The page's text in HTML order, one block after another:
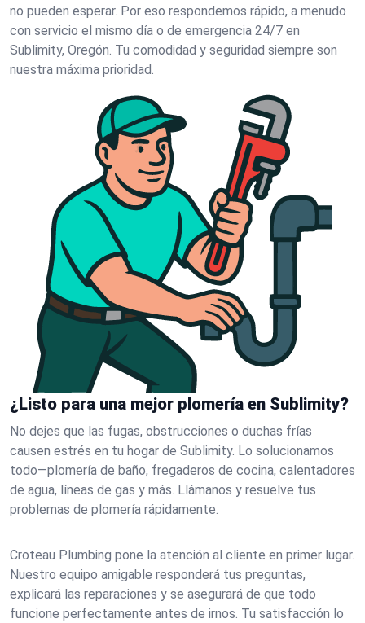
no pueden esperar. Por eso respondemos rápido, a menudo
con servicio el mismo día o de emergencia 24/7 en
Sublimity, Oregón. Tu comodidad y seguridad siempre son
nuestra máxima prioridad.
¿Listo para una mejor plomería en Sublimity?
No dejes que las fugas, obstrucciones o duchas frías
causen estrés en tu hogar de Sublimity. Lo solucionamos
todo—plomería de baño, fregaderos de cocina, calentadores
de agua, líneas de gas y más. Llámanos y resuelve tus
problemas de plomería rápidamente.
Croteau Plumbing pone la atención al cliente en primer lugar.
Nuestro equipo amigable responderá tus preguntas,
explicará las reparaciones y se asegurará de que todo
funcione perfectamente antes de irnos. Tu satisfacción lo